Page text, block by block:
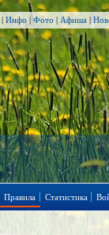
| Инфо | Фото | Афиша |
Правила Статистика